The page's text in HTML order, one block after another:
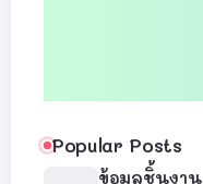
Popular Posts
ข้อมูลชิ้นงาน